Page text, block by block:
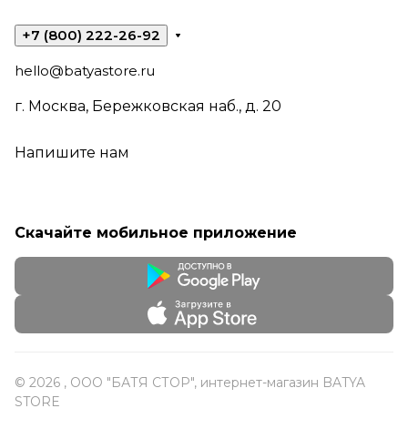
+7 (800) 222-26-92
hello@batyastore.ru
г. Москва, Бережковская наб., д. 20
Напишите нам
Скачайте мобильное приложение
© 2026 , ООО "БАТЯ СТОР", интернет-магазин BATYA
STORE